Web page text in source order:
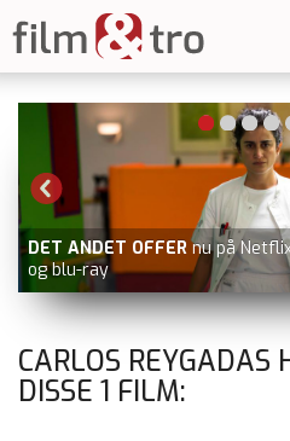
DET ANDET OFFER nu på
og blu-ray
CARLOS REYGADAS
DISSE 1 FILM: